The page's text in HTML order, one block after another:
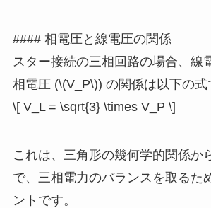
#### 相電圧と線電圧の関係
スター接続の三相回路の場合、線
相電圧 (\(V_P\)) の関係は以下の式
\[ V_L = \sqrt{3} \times V_P \]
これは、三角形の幾何学的関係か
で、三相電力のバランスを取るた
ントです。